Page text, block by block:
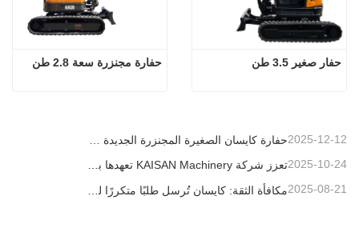
حفارة مجنزرة سعة 2.8 طن حفار صغير 3.5 طن
2025-12-12
تعزز شركة KAISAN Machinery تعهدها بالدعم العالمي من خلال مهمة فنية استباقية في 2025-10-24
2025-08-21